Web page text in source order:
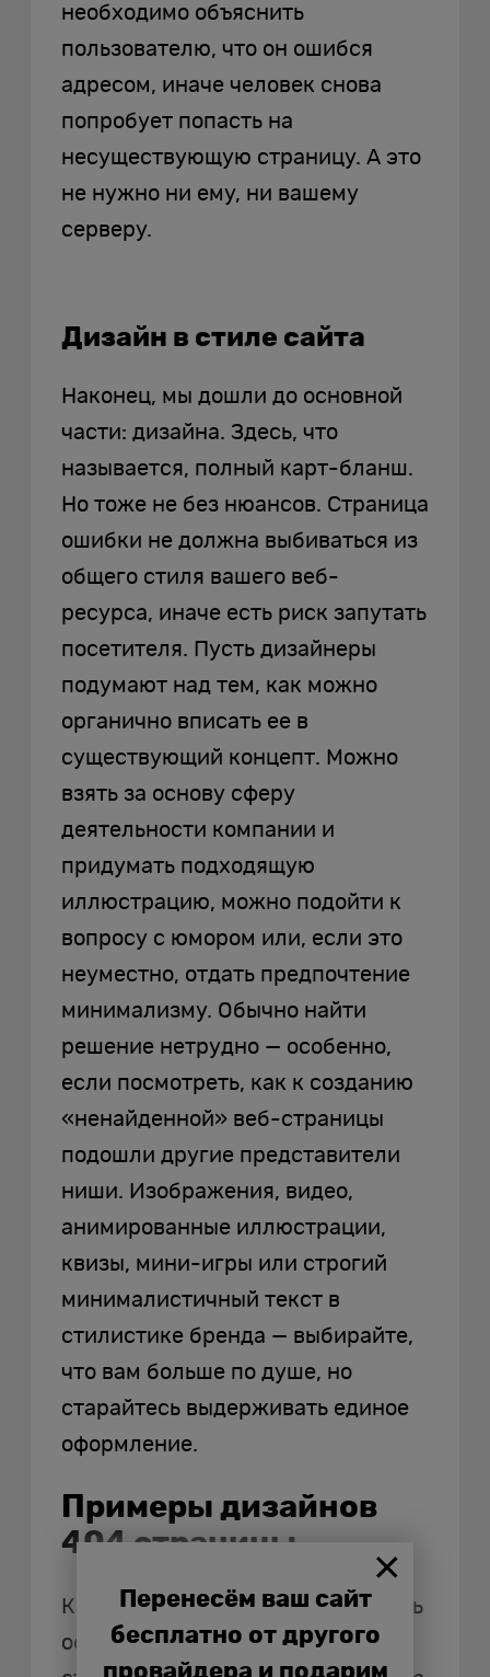
необходимо объяснить
пользователю, что он ошибся
адресом, иначе человек снова
попробует попасть на
несуществующую страницу. А это
не нужно ни ему, ни вашему
серверу.
Дизайн в стиле сайта
Наконец, мы дошли до основной
части: дизайна. Здесь, что
называется, полный карт-бланш.
Но тоже не без нюансов. Страница
ошибки не должна выбиваться из
общего стиля вашего веб-
ресурса, иначе есть риск запутать
посетителя. Пусть дизайнеры
подумают над тем, как можно
органично вписать ее в
существующий концепт. Можно
взять за основу сферу
деятельности компании и
придумать подходящую
иллюстрацию, можно подойти к
вопросу с юмором или, если это
неуместно, отдать предпочтение
минимализму. Обычно найти
решение нетрудно — особенно,
если посмотреть, как к созданию
«ненайденной» веб-страницы
подошли другие представители
ниши. Изображения, видео,
анимированные иллюстрации,
квизы, мини-игры или строгий
минималистичный текст в
стилистике бренда — выбирайте,
что вам больше по душе, но
старайтесь выдерживать единое
оформление.
Примеры дизайнов
404 страницы
Как мы уже сказали, если изучить
оформление чужих 404-х
Перенесём ваш сайт
бесплатно от другого
провайдера и подарим